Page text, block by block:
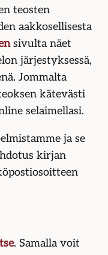
teosten
aakko­sellisesta
sivulta näet
järjestyksessä,
Jommalta
kätevästi
selaimellasi.
ja se
kirjan
. Samalla voit